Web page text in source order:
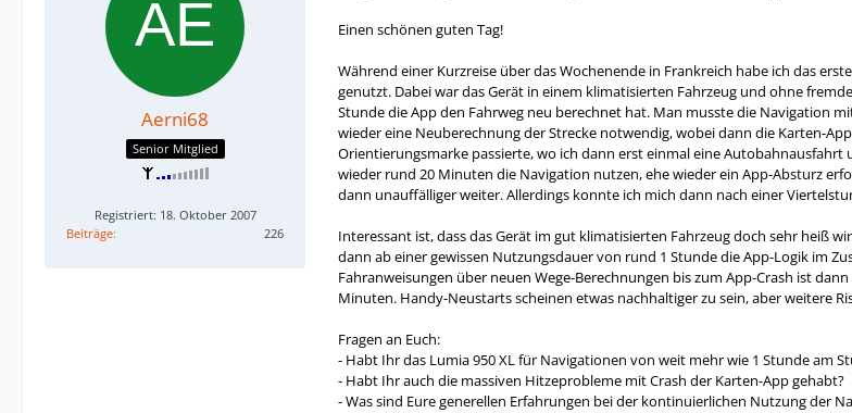
Aerni68
Senior Mitglied
Registriert: 18. Oktober 2007
Beiträge
226
Einen schönen guten Tag!
Während einer Kurzreise über das Wochenende in Frankreich habe ich das
genutzt. Dabei war das Gerät in einem klimatisierten Fahrzeug und ohne
Stunde die App den Fahrweg neu berechnet hat. Man musste die Navigation
wieder eine Neuberechnung der Strecke notwendig, wobei dann die Karten-
Orientierungsmarke passierte, wo ich dann erst einmal eine
wieder rund 20 Minuten die Navigation nutzen, ehe wieder ein App-Absturz
dann unauffälliger weiter. Allerdings konnte ich mich dann nach einer
Interessant ist, dass das Gerät im gut klimatisierten Fahrzeug doch sehr heiß
dann ab einer gewissen Nutzungsdauer von rund 1 Stunde die App-Logik im
Fahranweisungen über neuen Wege-Berechnungen bis zum App-Crash ist
Minuten. Handy-Neustarts scheinen etwas nachhaltiger zu sein, aber weitere
Fragen an Euch:
- Habt Ihr das Lumia 950 XL für Navigationen von weit mehr wie 1 Stunde am
- Habt Ihr auch die massiven Hitzeprobleme mit Crash der Karten-App gehabt?
- Was sind Eure generellen Erfahrungen bei der kontinuierlichen Nutzung der